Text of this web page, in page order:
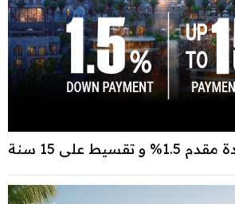
علي 15 سنة